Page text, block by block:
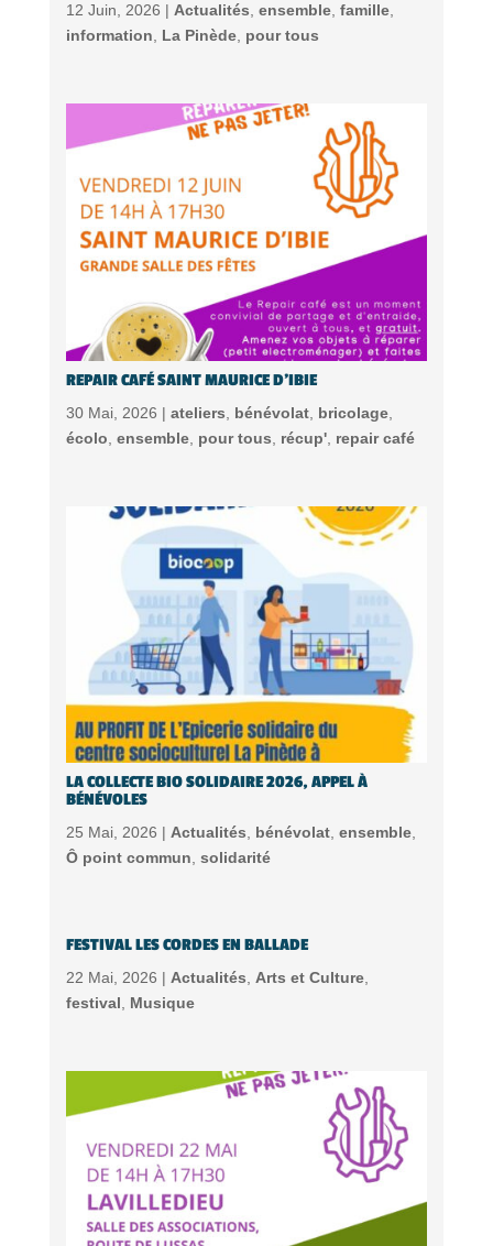
12 Juin, 2026 | Actualités, ensemble, famille,
information, La Pinède, pour tous
REPAIR CAFÉ SAINT MAURICE D’IBIE
30 Mai, 2026 | ateliers bénévolat, bricolage,
écolo ensemble, pour tous récup', repair café
LA COLLECTE BIO SOLIDAIRE 2026, APPEL À
BÉNÉVOLES
25 Mai, 2026 | Actualités bénévolat, ensemble,
Ô point commun solidarité
FESTIVAL LES CORDES EN BALLADE
22 Mai, 2026 | Actualités Arts et Culture,
festival
Musique